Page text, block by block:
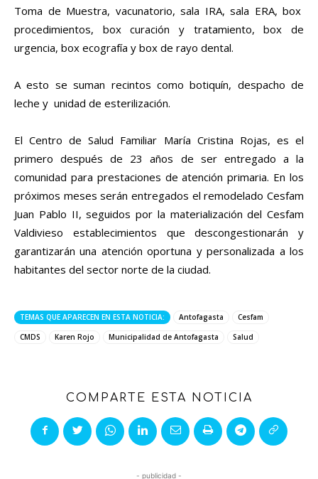
Toma de Muestra, vacunatorio, sala IRA, sala ERA, box
procedimientos, box curación y tratamiento, box de
urgencia, box ecografía y box de rayo dental.
A esto se suman recintos como botiquín, despacho de
leche y unidad de esterilización.
El Centro de Salud Familiar María Cristina Rojas, es el
primero después de 23 años de ser entregado a la
comunidad para prestaciones de atención primaria. En los
próximos meses serán entregados el remodelado Cesfam
Juan Pablo II, seguidos por la materialización del Cesfam
Valdivieso establecimientos que descongestionarán y
garantizarán una atención oportuna y personalizada a los
habitantes del sector norte de la ciudad.
TEMAS QUE APARECEN EN ESTA NOTICIA: Antofagasta
Cesfam
CMDS
Karen Rojo Municipalidad de Antofagasta Salud
COMPARTE ESTA NOTICIA
- publicidad -